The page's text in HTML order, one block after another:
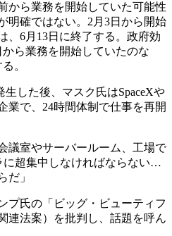
から業務を開始していた可能性
明確ではない。2月3日から開始
、6月13日に終了する。政府効
ら業務を開始していたのな
。
した後、マスク氏はSpaceXや
業で、24時間体制で仕事を再開
議室やサーバールーム、工場で
超集中しなければならない…
だ」
プ氏の「ビッグ・ビューティフ
連法案）を批判し、話題を呼ん